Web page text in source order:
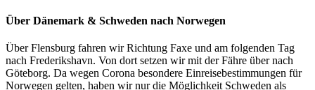
Über Dänemark & Schweden nach Norwegen
Über Flensburg fahren wir Richtung Faxe und am folgenden Tag
nach Frederikshavn. Von dort setzen wir mit der Fähre über nach
Göteborg. Da wegen Corona besondere Einreisebestimmungen für
Norwegen gelten, haben wir nur die Möglichkeit Schweden als